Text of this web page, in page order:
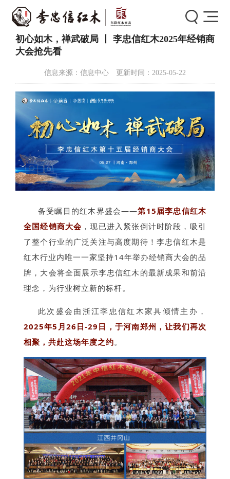
首页 新闻中心 > 新闻详情
初心如木，禅武破局 丨 李忠信红木2025年经销商
大会抢先看
信息来源：信息中心 更新时间：2025-05-22
备受瞩目的红木界盛会——第15届李忠信红木
全国经销商大会 ，现已进入紧张倒计时阶段，‌ 吸引
了整个行业的广泛关注与高度期待 ‌！李忠信红木是
红木行业内唯一一家坚持14年举办经销商大会的品
牌， 大会将全面展示李忠信红木的最新成果和前沿
理念，为行业树立新的标杆。
此次盛会由浙江李忠信红木家具倾情主办，
2025年5月26日-29日，于河南郑州，让我们再次
相聚，共赴这场年度之约。